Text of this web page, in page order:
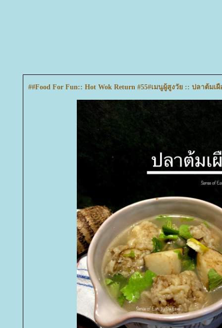
##Food For Fun:: Hot Wok Return #55#เมนูผู้สูงวัย :: ปลาต้มเผื